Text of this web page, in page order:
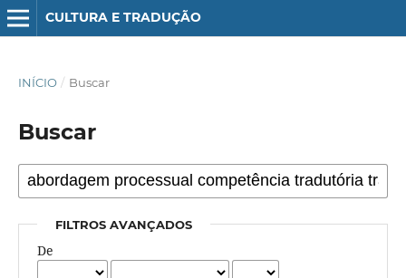
CULTURA E TRADUÇÃO
INÍCIO / Buscar
Buscar
FILTROS AVANÇADOS
De